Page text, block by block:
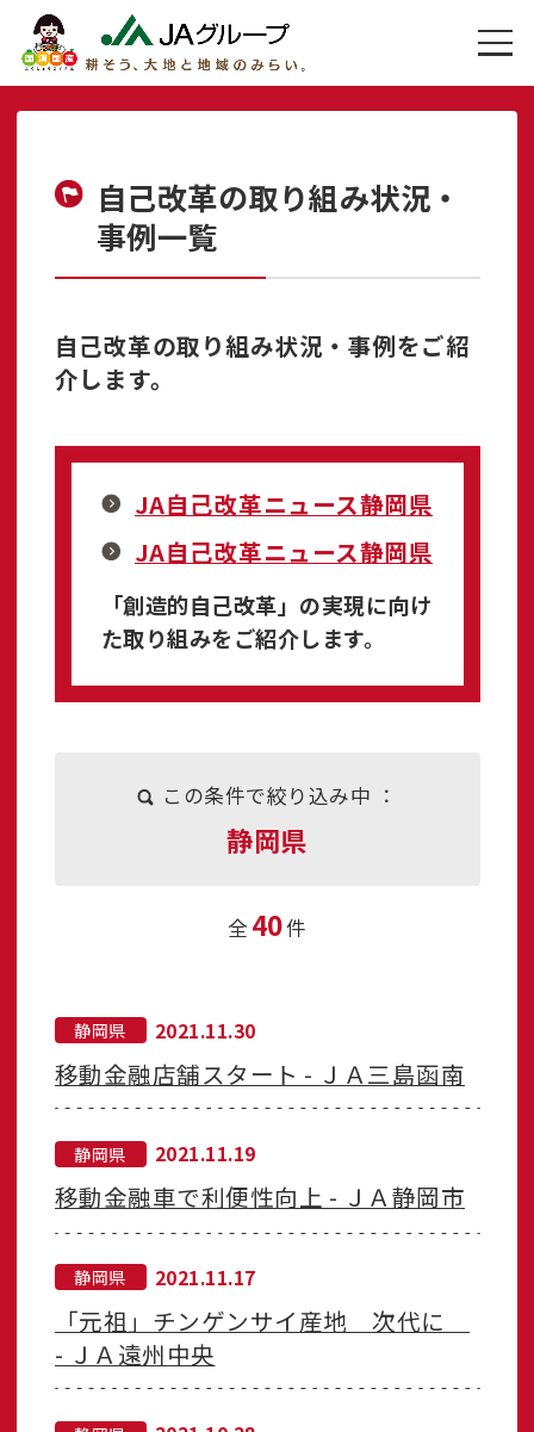
自己改革の取り組み状況・
事例一覧
自己改革の取り組み状況・事例をご紹
介します。
JA自己改革ニュース静岡県
JA自己改革ニュース静岡県
「創造的自己改革」の実現に向け
た取り組みをご紹介します。
この条件で絞り込み中 ：
静岡県
全 40件
静岡県 2021.11.30
移動金融店舗スタート - ＪＡ三島函南
静岡県 2021.11.19
移動金融車で利便性向上 - ＪＡ静岡市
静岡県 2021.11.17
「元祖」チンゲンサイ産地 次代に
- ＪＡ遠州中央